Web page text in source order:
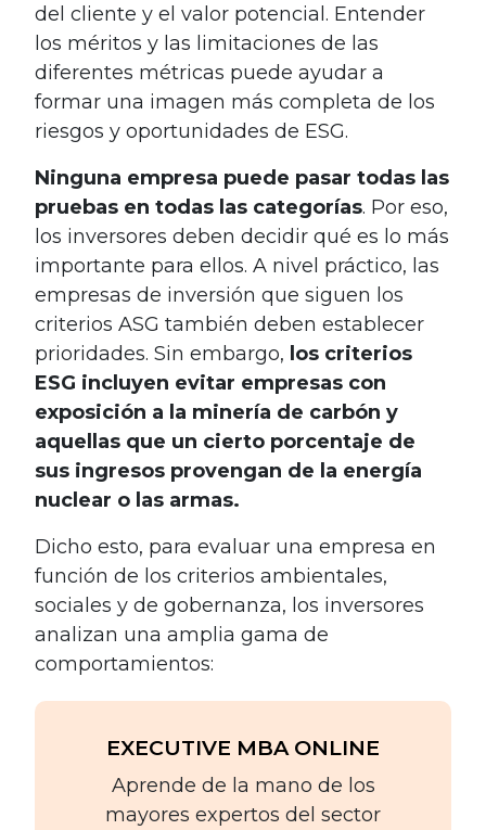
del cliente y el valor potencial. Entender
los méritos y las limitaciones de las
diferentes métricas puede ayudar a
formar una imagen más completa de los
riesgos y oportunidades de ESG.
Ninguna empresa puede pasar todas las
pruebas en todas las categorías. Por eso,
los inversores deben decidir qué es lo más
importante para ellos. A nivel práctico, las
empresas de inversión que siguen los
criterios ASG también deben establecer
prioridades. Sin embargo, los criterios
ESG incluyen evitar empresas con
exposición a la minería de carbón y
aquellas que un cierto porcentaje de
sus ingresos provengan de la energía
nuclear o las armas.
Dicho esto, para evaluar una empresa en
función de los criterios ambientales,
sociales y de gobernanza, los inversores
analizan una amplia gama de
comportamientos:
EXECUTIVE MBA ONLINE
Aprende de la mano de los
mayores expertos del sector